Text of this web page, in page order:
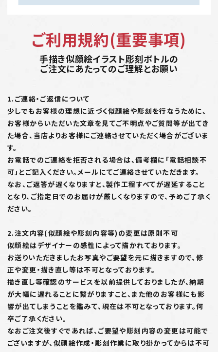
ご利用規約(重要事項)
手描き似顔絵イラスト彫刻ボトルの
ご注文にあたってのご理解とお願い
1.ご連絡・ご返信について
少しでもお客様の理想に近づく似顔絵や彫刻を行なうために、
お客様からいただいた文章を見てご不明点やご質問等が出てき
た場合、当店よりお客様にご連絡させていただく場合がございま
す。
お電話でのご連絡を拒否される場合は、備考欄に「電話相談不
可」とご記入ください。メールにてご連絡させていただきます。
なお、ご返答が遅くなりますと、製作工程すべてが遅延すること
となり、ご指定日でのお届けが厳しくなりますので、予めご了承く
ださい。
2.注文内容(似顔絵や彫刻内容等)の変更は原則不可
似顔絵はデザイナーの感性によって描かれております。
お送りいただきましたお写真やご要望を元に描きますので、修
正や変更・描き直し等は不可となっております。
描き直し等確認のサービスを以前提供しておりましたが、納期
が大幅に遅れることに繋がりますこと、また他のお客様にも影
響が出てしまうことを鑑みて、現在は不可となっております。何
卒ご了承ください。
なおご注文後すぐであれば、ご要望や彫刻内容の変更は可能で
ございますが、似顔絵作成・彫刻作業に取り掛かってからは不可